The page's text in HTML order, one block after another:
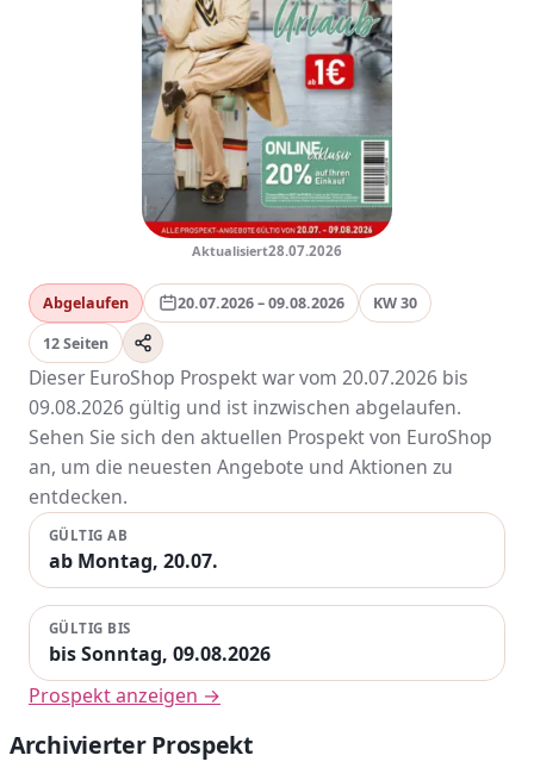
Aktualisiert28.07.2026
Abgelaufen 20.07.2026 – 09.08.2026
KW 30
12 Seiten
Dieser EuroShop Prospekt war vom 20.07.2026 bis
09.08.2026 gültig und ist inzwischen abgelaufen.
Sehen Sie sich den aktuellen Prospekt von EuroShop
an, um die neuesten Angebote und Aktionen zu
entdecken.
GÜLTIG AB
ab Montag, 20.07.
GÜLTIG BIS
bis Sonntag, 09.08.2026
Prospekt anzeigen →
Archivierter Prospekt